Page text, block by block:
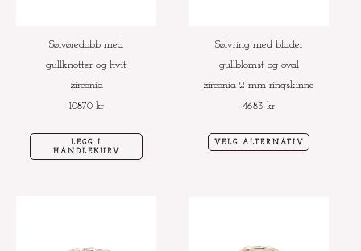
Sølvøredobb med
gullknotter og hvit
zirconia
10870 kr
LEGG I
HANDLEKURV
Sølvring med blader
gullblomst og oval
zirconia 2 mm ringskinne
4683 kr
VELG ALTERNATIV